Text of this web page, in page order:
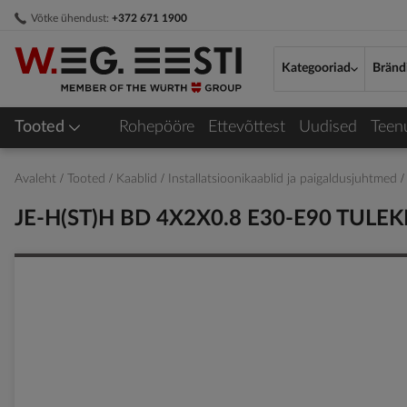
Võtke ühendust: +372 671 1900
Skip
Content
Kategooriad
Tooted Rohepööre Ettevõttest Uudised
Avaleht Tooted Kaablid Installatsioonikaablid ja paigaldusjuhtmed
JE-H(ST)H BD 4X2X0.8 E30-E90